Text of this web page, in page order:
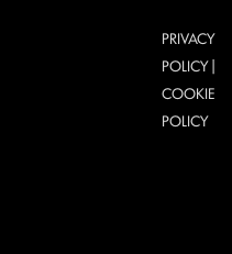
PRIVACY
POLICY|
COOKIE
POLICY